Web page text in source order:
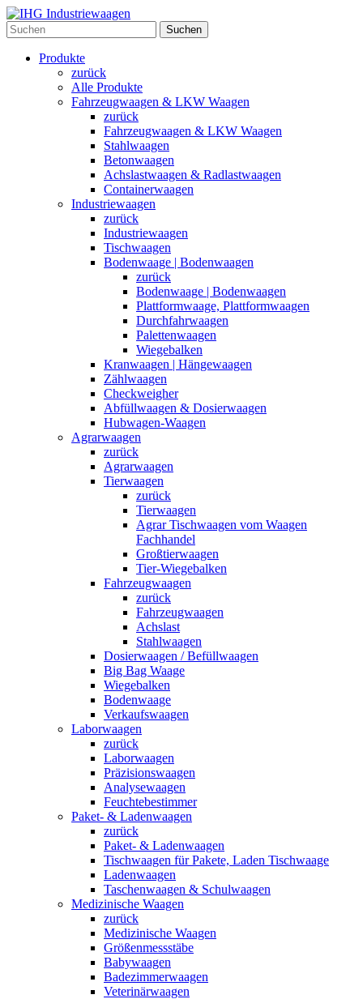
Suchen
Produkte
zurück
Alle Produkte
Fahrzeugwaagen & LKW Waagen
zurück
Fahrzeugwaagen & LKW Waagen
Stahlwaagen
Betonwaagen
Achslastwaagen & Radlastwaagen
Containerwaagen
Industriewaagen
zurück
Industriewaagen
Tischwaagen
Bodenwaage | Bodenwaagen
zurück
Bodenwaage | Bodenwaagen
Plattformwaage, Plattformwaagen
Durchfahrwaagen
Palettenwaagen
Wiegebalken
Kranwaagen | Hängewaagen
Zählwaagen
Checkweigher
Abfüllwaagen & Dosierwaagen
Hubwagen-Waagen
Agrarwaagen
zurück
Agrarwaagen
Tierwaagen
zurück
Tierwaagen
Agrar Tischwaagen vom Waagen
Fachhandel
Großtierwaagen
Tier-Wiegebalken
Fahrzeugwaagen
zurück
Fahrzeugwaagen
Achslast
Stahlwaagen
Dosierwaagen / Befüllwaagen
Big Bag Waage
Wiegebalken
Bodenwaage
Verkaufswaagen
Laborwaagen
zurück
Laborwaagen
Präzisionswaagen
Analysewaagen
Feuchtebestimmer
Paket- & Ladenwaagen
zurück
Paket- & Ladenwaagen
Tischwaagen für Pakete, Laden Tischwaage
Ladenwaagen
Taschenwaagen & Schulwaagen
Medizinische Waagen
zurück
Medizinische Waagen
Größenmessstäbe
Babywaagen
Badezimmerwaagen
Veterinärwaagen